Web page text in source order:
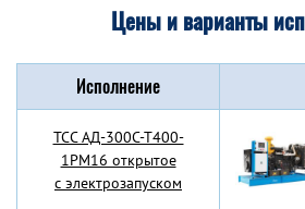
Цены и варианты
Исполнение
TCC АД-300С-Т400-
1РМ16 открытое
с электрозапуском